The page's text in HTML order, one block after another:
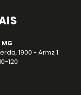
1900 - Armz 1
120